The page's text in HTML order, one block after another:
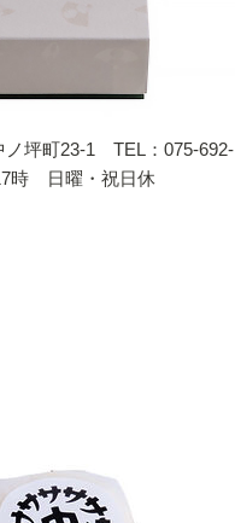
ノ坪町23-1 TEL：075-692-
時 日曜・祝日休